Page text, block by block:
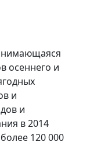
осеннего и
и
и
в 2014
120 000